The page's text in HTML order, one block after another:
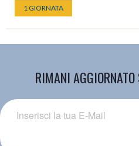
1 GIORNATA
RIMANI